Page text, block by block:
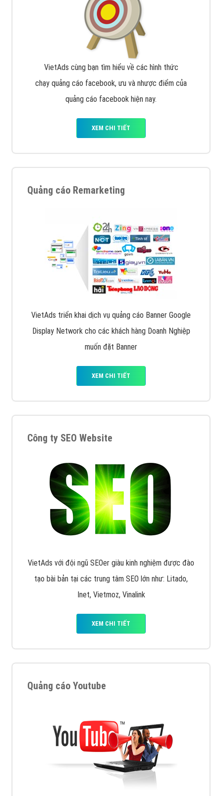
VietAds cùng bạn tìm hiểu về các hình thức
chạy quảng cáo facebook, ưu và nhược điểm của
quảng cáo facebook hiện nay.
XEM CHI TIẾT
Quảng cáo Remarketing
VietAds triển khai dịch vụ quảng cáo Banner Google
Display Network cho các khách hàng Doanh Nghiệp
muốn đặt Banner
XEM CHI TIẾT
Công ty SEO Website
VietAds với đội ngũ SEOer giàu kinh nghiệm được đào
tạo bài bản tại các trung tâm SEO lớn như: Litado,
Inet, Vietmoz, Vinalink
XEM CHI TIẾT
Quảng cáo Youtube